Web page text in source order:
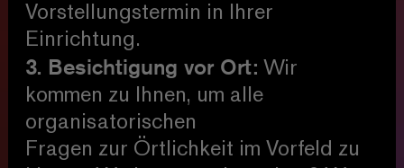
Vorstellungstermin in Ihrer
Einrichtung.
3. Besichtigung vor Ort: Wir
kommen zu Ihnen, um alle
organisatorischen
Fragen zur Örtlichkeit im Vorfeld zu